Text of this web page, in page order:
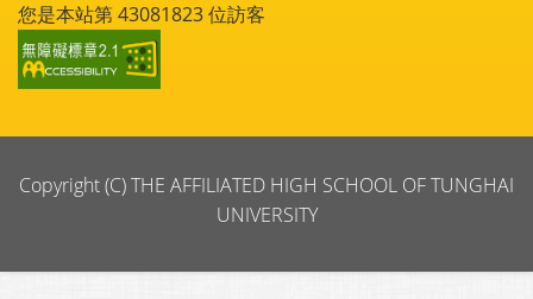
您是本站第43081823位訪客
Copyright (C) THE AFFILIATED HIGH SCHOOL OF TUNGHAI
UNIVERSITY